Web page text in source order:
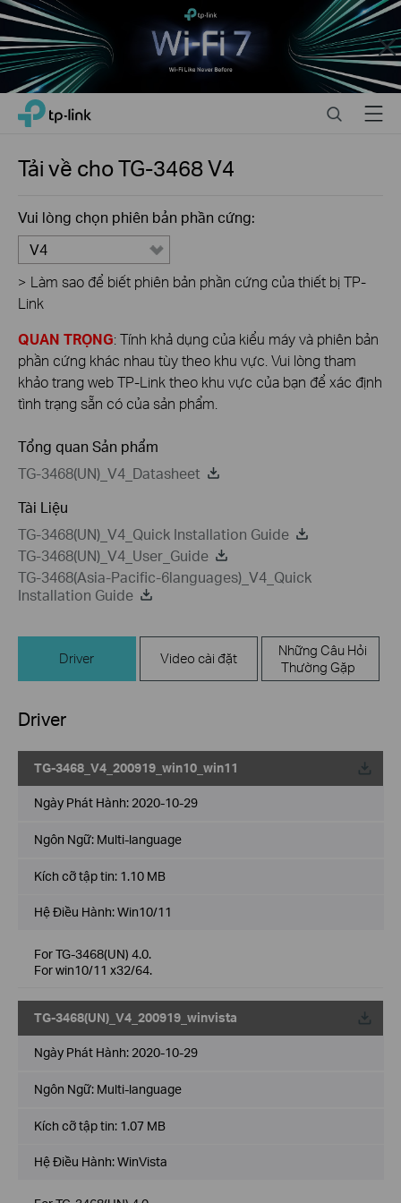
Close
Click
the
navigation
TP-Link, Reliably Smart SearchMenu
Tải về choTG-3468V4
Vui lòng chọn phiên bản phần cứng:
V4
> Làm sao để biết phiên bản phần cứng của thiết bị TP-
Link
QUAN TRỌNG: Tính khả dụng của kiểu máy và phiên bản
phần cứng khác nhau tùy theo khu vực. Vui lòng tham
khảo trang web TP-Link theo khu vực của bạn để xác định
tình trạng sẵn có của sản phẩm.
Tổng quan Sản phẩm
TG-3468(UN)_V4_Datasheet
Tài Liệu
TG-3468(UN)_V4_Quick Installation Guide
TG-3468(UN)_V4_User_Guide
TG-3468(Asia-Pacific-6languages)_V4_Quick
Installation Guide
Driver Video cài đặt
Những Câu Hỏi
Thường Gặp
Driver
TG-3468_V4_200919_win10_win11
Về
Ngày Phát Hành: 2020-10-29
Ngôn Ngữ: Multi-language
Kích cỡ tập tin: 1.10 MB
Hệ Điều Hành: Win10/11
For TG-3468(UN) 4.0.
For win10/11 x32/64.
TG-3468(UN)_V4_200919_winvista
Về
Ngày Phát Hành: 2020-10-29
Ngôn Ngữ: Multi-language
Kích cỡ tập tin: 1.07 MB
Hệ Điều Hành: WinVista